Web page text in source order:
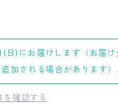
)にお届けします（お届け
加される場合があります）
を確認する